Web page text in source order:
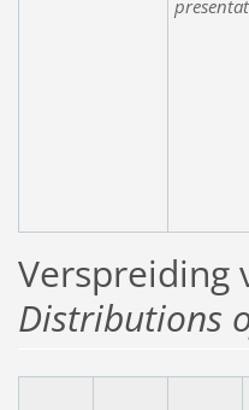
Verspreiding
Distributions